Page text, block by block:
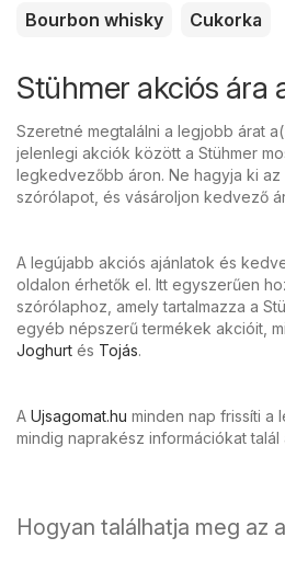
Bourbon whisky
Cukorka
Stühmer akciós ára
Szeretné megtalálni a legjobb árat
jelenlegi akciók között a Stühmer
legkedvezőbb áron. Ne hagyja ki az
szórólapot, és vásároljon kedvező
A legújabb akciós ajánlatok és
oldalon érhetők el. Itt egyszerűen
szórólaphoz, amely tartalmazza a
egyéb népszerű termékek akcióit,
Joghurt és Tojás.
A Ujsagomat.hu minden nap frissíti a
mindig naprakész információkat
Hogyan találhatja meg az